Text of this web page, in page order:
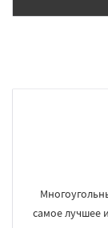
самое лучшее